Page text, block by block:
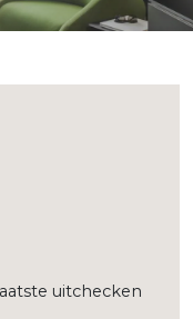
uitchecken